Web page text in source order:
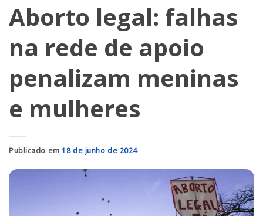
Aborto legal: falhas
na rede de apoio
penalizam meninas
e mulheres
Publicado em18 de junho de 2024